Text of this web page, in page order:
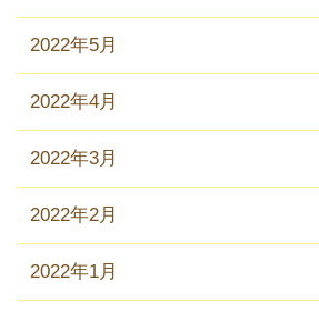
2022年5月
2022年4月
2022年3月
2022年2月
2022年1月